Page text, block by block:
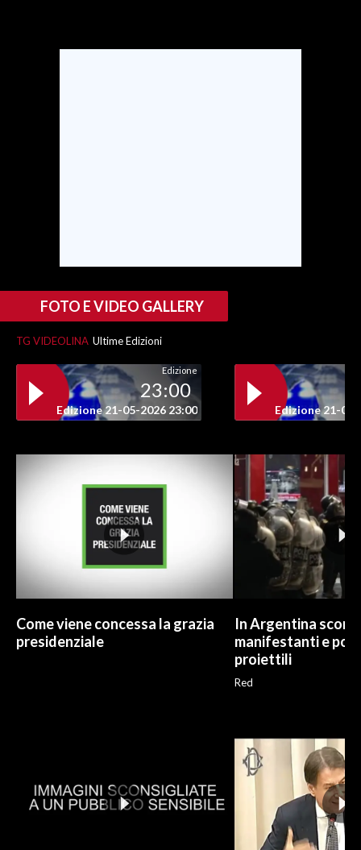
INSULARITÀ
ABBONATI
ANNUNCI
PUBBLICITÀ
FOTO E VIDEO GALLERY
TG VIDEOLINA Ultime Edizioni
Edizione
23:00
Edizione 21-05-2026 23:00 Edizione 21-05-
Come viene concessa la grazia
presidenziale
In Argentina
manifestanti e
proiettili
Red